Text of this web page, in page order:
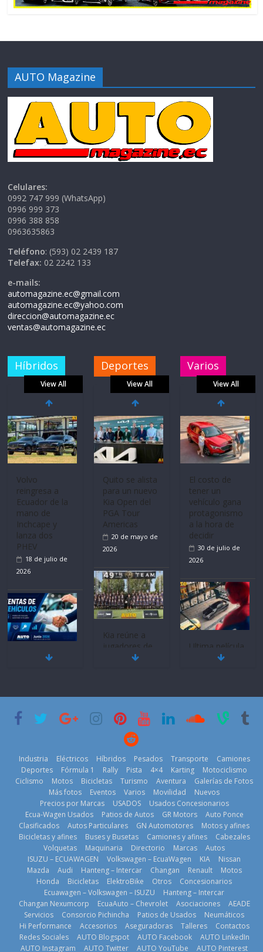
AUTO Magazine
Celulares:
0992 747 999 (WhatsApp)
0996 999 373
0996 388 858
0963635863
Teléfono: (593) 02 2439 187
Telefax: 02 2242 133
e-mails:
automagazine.ec@gmail.com
automagazine.ec@yahoo.com
direccion@automagazine.ec
ventas@automagazine.ec
Híbridos
View All
Volvo
reingresa a
Ecuador de la
mano de
Inchcape y
lanza dos
PHEV
18 de julio de
2026
Mercado
historia
11 de julio de
BMW, Toyota,
Bosch y
prueban flota
que usa
gasolina 100%
renovable
25 de julio de
2026
Deportes
View All
Quito se alista
para un nuevo
Kia Open del
PGA Tour
Americas
20 de mayo de
2026
Kia reúne a
jugadores de
fútbol de todo
2026
La Vuelta al
Ecuador 2026,
edición 47ª,
recorre 7
provincias en 8
días
1 de agosto de
2026
Varios
View All
El costo de
tener un
vehículo gana
protagonismo
a la hora de
decidir
30 de julio de
2026
Ultima película
‘Spider‑Man:
29 de julio de
¿Qué puede
pasar con tu
vehículo si
permanece
varios días sin
usar?
3 de agosto de
2026
Industria Eléctricos Híbridos Pesados Transporte
Camiones
Deportes
Fórmula 1 Rally Pista 4×4 Karting
Motociclismo
Ciclismo
Motos Bicicletas Turismo Aventura
Galerías de Fotos
Más fotos
Eventos Varios Movilidad
Nuevos
Precios por Marcas
USADOS
Usados Concesionarios
Ecua-Wagen Usados
Patios de Autos GR Motors
Auto Ponce
Clasificados
Autos Particulares GN Automotores
Motos y afines
Bicicletas y afines
Buses y Busetas Camiones y afines
Cabezales
Volquetas
Maquinaria Directorio Marcas
Autos
ISUZU – ECUAWAGEN
Volkswagen – EcuaWagen KIA
Nissan
Mazda
Audi Hanteng – Intercar Changan Renault
Motos
Honda
Bicicletas ElektroBike Otros
Concesionarios
Ecuawagen – Volkswagen – ISUZU
Hanteng – Intercar
Changan Nexumcorp
EcuaAuto – Chevrolet Asociaciones
AEADE
Servicios
Consorcio Pichincha Patios de Usados
Neumáticos
Hi Performance
Accesorios Aseguradoras Talleres
Contactos
Redes Sociales
AUTO Blogspot AUTO Facebook
AUTO LinkedIn
AUTO Instagram
AUTO Twitter AUTO YouTube AUTO Pinterest